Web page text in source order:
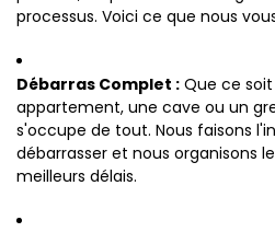
processus. Voici ce que nous
Débarras Complet : Que ce
appartement, une cave ou un
s'occupe de tout. Nous faisons
débarrasser et nous organisons
meilleurs délais.